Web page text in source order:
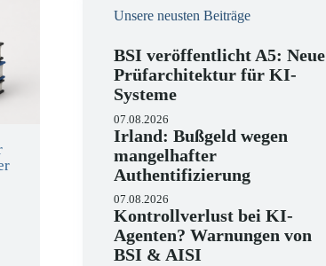
Unsere neusten Beiträge
BSI veröffentlicht A5: Neue
Prüfarchitektur für KI-
Systeme
07.08.2026
Irland: Bußgeld wegen
mangelhafter
Authentifizierung
07.08.2026
Kontrollverlust bei KI-
Agenten? Warnungen von
BSI & AISI